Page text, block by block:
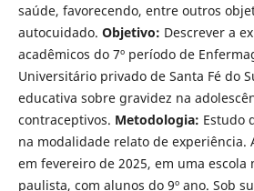
saúde, favorecendo, entre outros
autocuidado. Objetivo: Descrever a
acadêmicos do 7º período de
Universitário privado de Santa Fé do
educativa sobre gravidez na
contraceptivos. Metodologia: Estudo
na modalidade relato de experiência.
em fevereiro de 2025, em uma
paulista, com alunos do 9º ano. Sob